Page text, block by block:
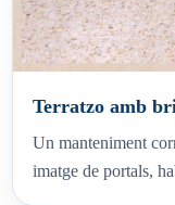
Terratzo amb
Un manteniment
imatge de portals,